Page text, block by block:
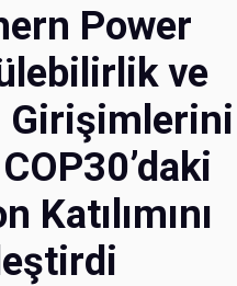
Power
ve
Girişimlerini
Katılımını